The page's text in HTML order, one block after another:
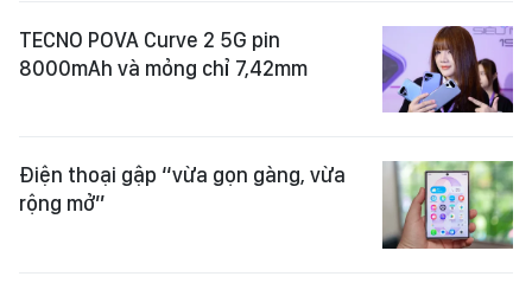
TECNO POVA Curve 2 5G pin
8000mAh và mỏng chỉ 7,42mm
Điện thoại gập “vừa gọn gàng, vừa
rộng mở”